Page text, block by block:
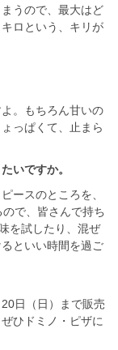
うので、最大はど
ロという、キリが
。もちろん甘いの
っぱくて、止まら
いですか。
ースのところを、
で、皆さんで持ち
を試したり、混ぜ
といい時間を過ご
日（日）まで販売
ひドミノ・ピザに